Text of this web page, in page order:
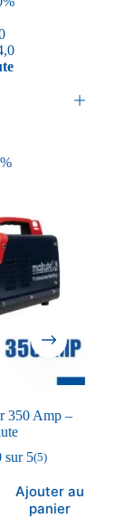
350 Amp –
sur 5(5)
Ajouter au
panier